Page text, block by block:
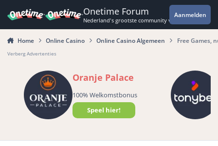
Onetime Forum
Nederland's grootste community voor de
Aanmelden
Home Online Casino Online Casino Algemeen Free Games,
Verberg Advertenties
Oranje Palace
100% Welkomstbonus
Speel hier!